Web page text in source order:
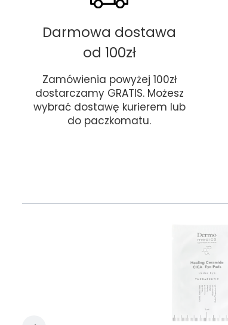
Darmowa dostawa
od 100zł
Zamówienia powyżej 100zł
dostarczamy GRATIS. Możesz
wybrać dostawę kurierem lub
do paczkomatu.